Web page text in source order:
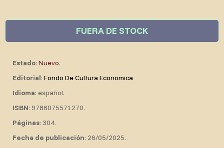
FUERA DE STOCK
Estado: Nuevo.
Editorial: Fondo De Cultura Economica
Idioma: español.
ISBN: 9786075571270.
Páginas: 304.
Fecha de publicación: 26/05/2025.